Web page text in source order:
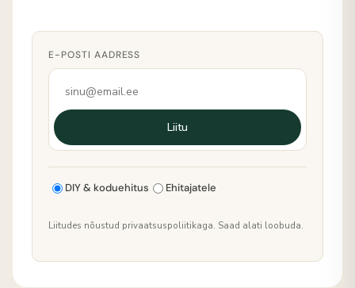
E-POSTI AADRESS
Liitu
DIY & koduehitus Ehitajatele
Liitudes nõustud privaatsuspoliitikaga. Saad alati loobuda.